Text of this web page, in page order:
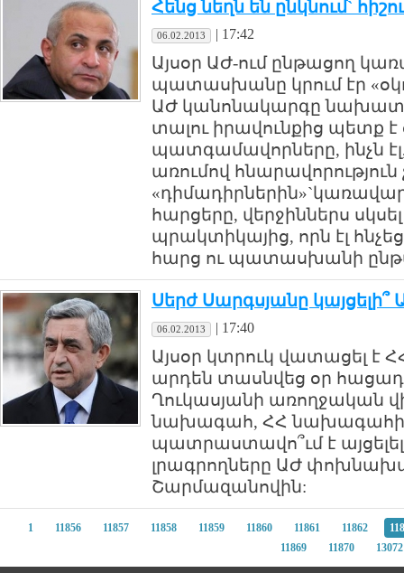
Հենց նեղն են ընկնում`
06.02.2013 | 17:42
Այսօր ԱԺ-ում ընթացող
պատասխանը կրում էր
ԱԺ կանոնակարգը
տալու իրավունքից պետք
պատգամավորները, ինչն
առումով հնարավորություն
հարցերը, վերջիններս
պրակտիկայից, որն էլ
հարց ու պատասխանի
Սերժ Սարգսյանը կայցելի՞
06.02.2013 | 17:40
Այսօր կտրուկ վատացել է
արդեն տասնվեց օր
Ղուկասյանի առողջական
նախագահ, ՀՀ նախագահի
պատրաստավո՞ւմ է
լրագրողները ԱԺ
Շարմազանովին:
1 11856 11857 11858 11859 11860 11861 11862
11869
11870 13072